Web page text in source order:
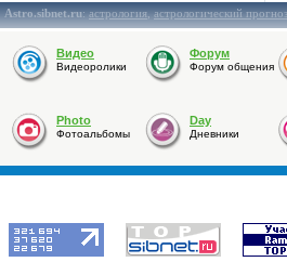
Astro.sibnet.ru:астрология,астрологический прогноз
Видео
Видеоролики
Форум
Форум общения
Photo
Фотоальбомы
Day
Дневники